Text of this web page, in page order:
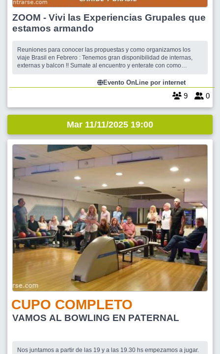
ZOOM - Vivi las Experiencias Grupales que
estamos armando
Reuniones para conocer las propuestas y como organizamos los
viaje Brasil en Febrero : Tenemos gran disponibilidad de internas,
externas y balcon !! Sumate al encuentro y enterate con como
Evento OnLine por internet
9 0
Mar 11/11/2025 19:00
CUPO COMPLETO
VAMOS AL BOWLING EN PATERNAL
Nos juntamos a partir de las 19 y a las 19.30 hs empezamos a jugar.